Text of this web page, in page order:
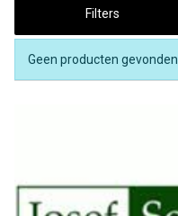
Filters
Geen producten gevonden